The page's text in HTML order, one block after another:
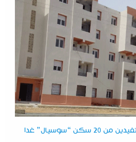
تسليم المفاتيح للمستفيدين من 20 سكن “سوسيال” غدا